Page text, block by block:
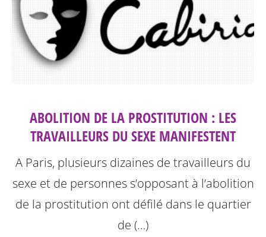
ABOLITION DE LA PROSTITUTION : LES
TRAVAILLEURS DU SEXE MANIFESTENT
A Paris, plusieurs dizaines de travailleurs du
sexe et de personnes s’opposant à l’abolition
de la prostitution ont défilé dans le quartier
de (…)